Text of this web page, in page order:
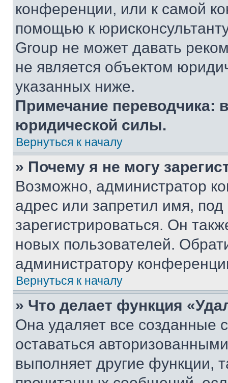
конференции, или к самой
помощью к
Group не может давать
не является объектом
указанных ниже.
Примечание переводчика:
юридической силы.
Вернуться к началу
» Почему я не могу
Возможно, администратор
адрес или запретил имя,
зарегистрироваться. Он
новых пользователей.
администратору
Вернуться к началу
» Что делает функция
Она удаляет все созданные
оставаться
выполняет другие функции,